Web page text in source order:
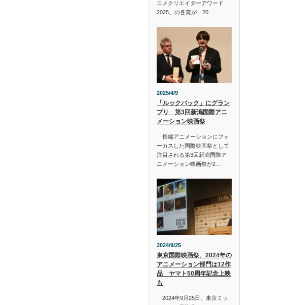
ニメクリエイターアワード
2025」の各賞が、20…
2025/4/9
「ルックバック」にグラン
プリ 第3回新潟国際アニ
メーション映画祭
長編アニメーションにフォ
ーカスした国際映画祭として
注目される第3回新潟国際ア
ニメーション映画祭が2…
2024/9/25
東京国際映画祭、2024年の
アニメーション部門は12作
品 ヤマト50周年記念上映
も
2024年9月25日、東京ミッ